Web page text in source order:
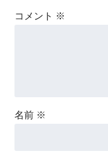
コメント ※
名前 ※